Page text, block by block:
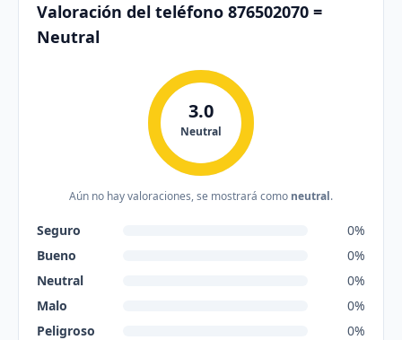
Valoración del teléfono 876502070 =
Neutral
3.0
Neutral
Aún no hay valoraciones, se mostrará como neutral.
Seguro
0%
Bueno
0%
Neutral
0%
Malo
0%
Peligroso
0%